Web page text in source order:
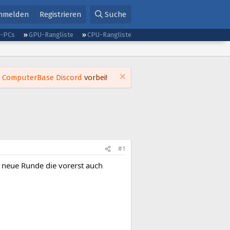
Registrieren Suche
PCs GPU-Rangliste CPU-Rangliste
ComputerBase Discord vorbei!
#1
Runde die vorerst auch